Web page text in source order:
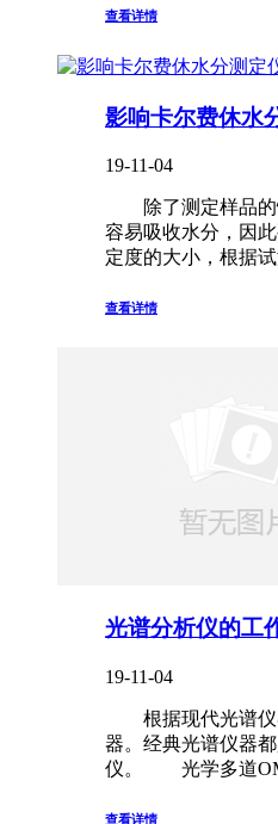
查看详情
影响卡尔费休水
19-11-04
除了测定样品的
容易吸收水分，因
定度的大小，根据
查看详情
光谱分析仪的工
19-11-04
根据现代光谱仪器
器。经典光谱仪器
仪。 光学多道
查看详情